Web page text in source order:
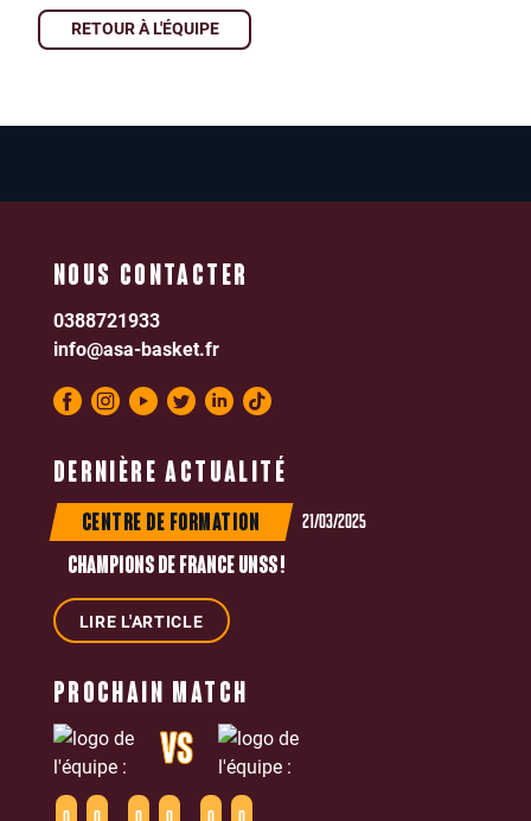
RETOUR À L'ÉQUIPE
DERNIÈRE ACTUALITÉ
CENTRE DE FORMATION 21/03/2025
CHAMPIONS DE FRANCE UNSS !
LIRE L'ARTICLE
NOUS CONTACTER
0388721933
info@asa-basket.fr
PROCHAIN MATCH
VS